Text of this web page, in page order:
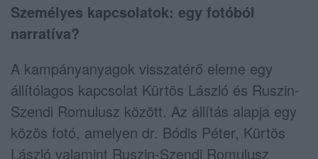
Személyes kapcsolatok: egy fotóból
narratíva?
A kampányanyagok visszatérő eleme egy
állítólagos kapcsolat Kürtös László és Ruszin-
Szendi Romulusz között. Az állítás alapja egy
közös fotó, amelyen dr. Bódis Péter, Kürtös
László valamint Ruszin-Szendi Romulusz